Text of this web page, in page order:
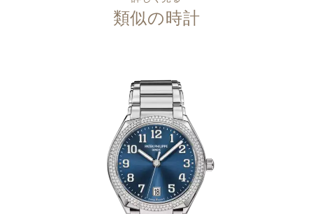
類似の時計